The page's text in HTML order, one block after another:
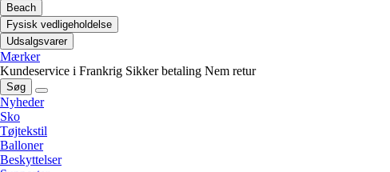
Beach
Fysisk vedligeholdelse
Udsalgsvarer
Mærker
Kundeservice i Frankrig Sikker betaling Nem retur
Søg
Nyheder
Sko
Tøjtekstil
Balloner
Beskyttelser